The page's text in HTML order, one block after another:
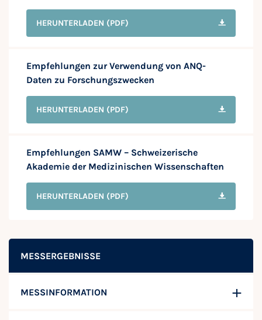
MESSERGEBNISSE
MESSINFORMATION
HERUNTERLADEN (PDF)
Empfehlungen zur Verwendung von ANQ-
Daten zu Forschungszwecken
HERUNTERLADEN (PDF)
Empfehlungen SAMW – Schweizerische
Akademie der Medizinischen Wissenschaften
HERUNTERLADEN (PDF)